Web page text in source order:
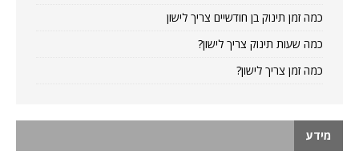
כמה זמן תינוק בן חודשיים צריך לישון
כמה שעות תינוק צריך לישון?
כמה זמן צריך לישון?
מידע